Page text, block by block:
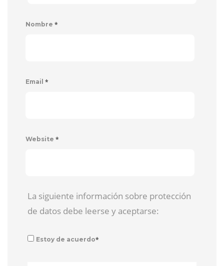
Nombre *
Email *
Website *
La siguiente información sobre protección
de datos debe leerse y aceptarse:
Estoy de acuerdo*